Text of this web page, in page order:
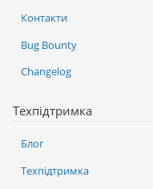
Контакти
Bug Bounty
Changelog
Техпідтримка
Блог
Техпідтримка